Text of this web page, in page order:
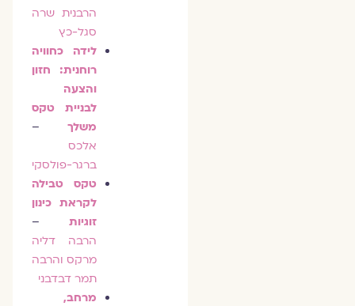
הרבנית שרה
סגל-כץ
לידה כחוויה
רוחנית: חזון
והצעה
לבניית טקס
משלך–
אלכס
ברגר-פולסקי
טקס טבילה
לקראת כינון
זוגיות
הרבה דליה
מרקס והרבה
תמר דבדבני
מרחב,